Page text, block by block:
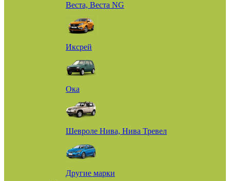
Веста, Веста NG
Иксрей
Ока
Шевроле Нива, Нива Тревел
Другие марки